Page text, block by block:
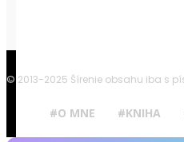
© 2013-2025 Šírenie obsahu iba s
#O MNE #KNIHA